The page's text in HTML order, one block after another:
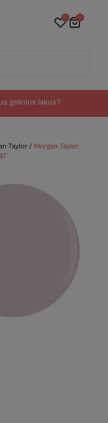
gelinius lakus?
0 0
Taylor/ Morgan Taylor